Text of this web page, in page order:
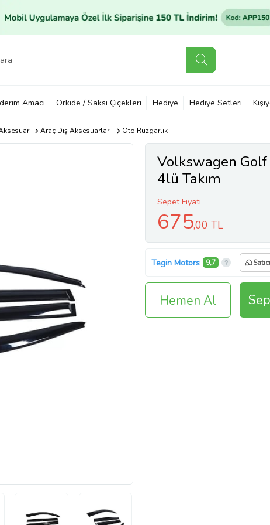
Amacı Orkide / Saksı Çiçekleri Hediye Hediye Setleri
Araç Dış Aksesuarları Oto Rüzgarlık
Volkswagen Golf
4lü Takım
Sepet Fiyatı
675,00 TL
Tegin Motors 9,7
Hemen Al